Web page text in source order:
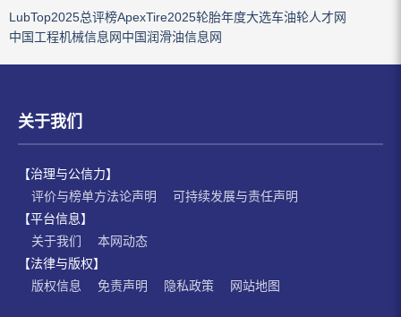
LubTop2025总评榜ApexTire2025轮胎年度大选车油轮人才网
中国工程机械信息网中国润滑油信息网
关于我们
【治理与公信力】
评价与榜单方法论声明
可持续发展与责任声明
【平台信息】
关于我们
本网动态
【法律与版权】
版权信息
免责声明 隐私政策 网站地图